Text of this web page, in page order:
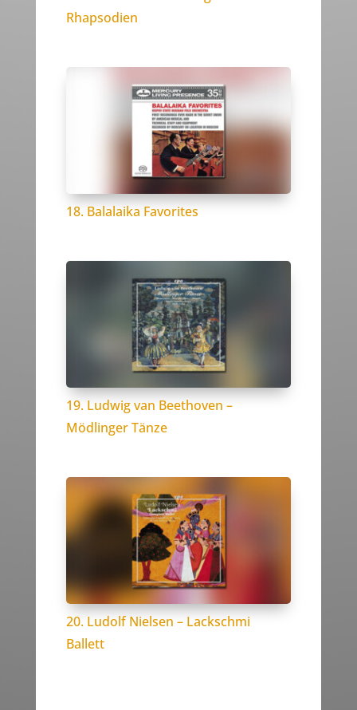
Rhapsodien
18. Balalaika Favorites
19. Ludwig van Beethoven –
Mödlinger Tänze
20. Ludolf Nielsen – Lackschmi
Ballett